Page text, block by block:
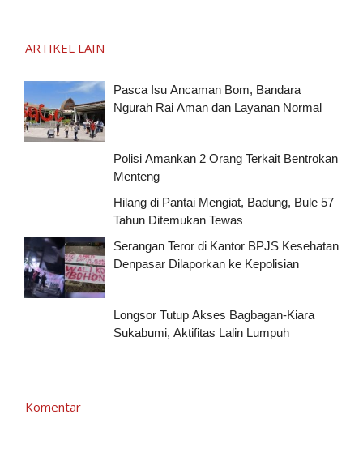
ARTIKEL LAIN
Pasca Isu Ancaman Bom, Bandara
Ngurah Rai Aman dan Layanan Normal
Polisi Amankan 2 Orang Terkait Bentrokan
Menteng
Hilang di Pantai Mengiat, Badung, Bule 57
Tahun Ditemukan Tewas
Serangan Teror di Kantor BPJS Kesehatan
Denpasar Dilaporkan ke Kepolisian
Longsor Tutup Akses Bagbagan-Kiara
Sukabumi, Aktifitas Lalin Lumpuh
Komentar